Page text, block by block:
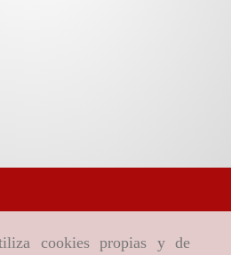
cookies propias y de